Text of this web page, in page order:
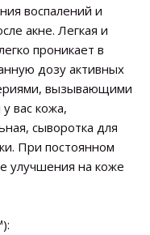
воспалений и
акне. Легкая и
проникает в
дозу активных
вызывающими
вас кожа,
сыворотка для
При постоянном
улучшения на коже
):